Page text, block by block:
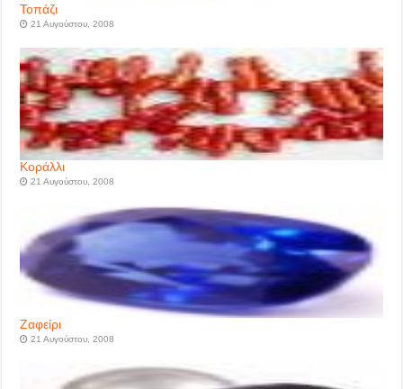
Τοπάζι
21 Αυγούστου, 2008
Κοράλλι
21 Αυγούστου, 2008
Ζαφείρι
21 Αυγούστου, 2008